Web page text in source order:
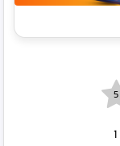
1